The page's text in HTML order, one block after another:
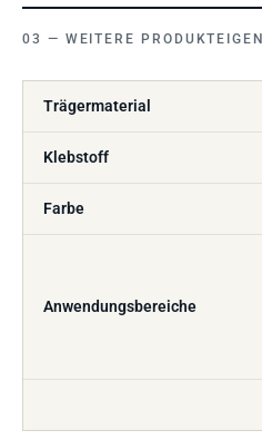
WEITERE
Trägermaterial
Klebstoff
Farbe
Anwendungsbereiche